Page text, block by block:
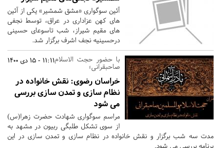
آئین سوگواری «مشق شمشیر» یکی از آئین
های کهن عزاداری در عراق، توسط نجفی
های مقیم شیراز، شب تاسوعای حسینی
درحسینیه نجف اشرف برگزار شد.
11:11 - 15 دی 1400با حضور حجت الاسلام
صاحبقرانی؛
خراسان رضوی: نقش خانواده در
نظام سازی و تمدن سازی بررسی
می شود
مراسم سوگواری شهادت حضرت زهرا(س)
از سوی تشکل طلبگی ربیون در مشهد به
مدت سه شب برگزار و نقش خانواده در نظام سازی و تمدن سازی در این
برنامه بررسی می شود.